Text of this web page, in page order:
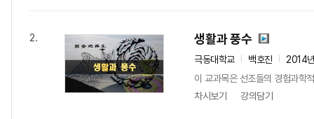
2. 생활과 풍수
극동대학교 백호진
2014
이 교과목은 선조들의 경험과학
차시보기
강의담기